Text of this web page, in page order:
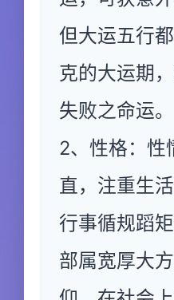
但大运五行
克的大运期
失败之命运。
2、性格：性
直，注重生
行事循规蹈
部属宽厚大